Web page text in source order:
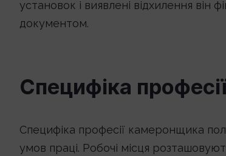
установок і виявлені відхилення він
документом.
Специфіка
Специфіка професії камеронщика
умов праці. Робочі місця